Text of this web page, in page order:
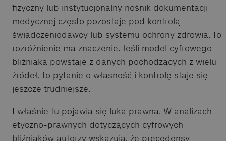
fizyczny lub instytucjonalny nośnik dokumentacji
medycznej często pozostaje pod kontrolą
świadczeniodawcy lub systemu ochrony zdrowia. To
rozróżnienie ma znaczenie. Jeśli model cyfrowego
bliźniaka powstaje z danych pochodzących z wielu
źródeł, to pytanie o własność i kontrolę staje się
jeszcze trudniejsze.
I właśnie tu pojawia się luka prawna. W analizach
etyczno-prawnych dotyczących cyfrowych
bliźniaków autorzy wskazują, że precedensy